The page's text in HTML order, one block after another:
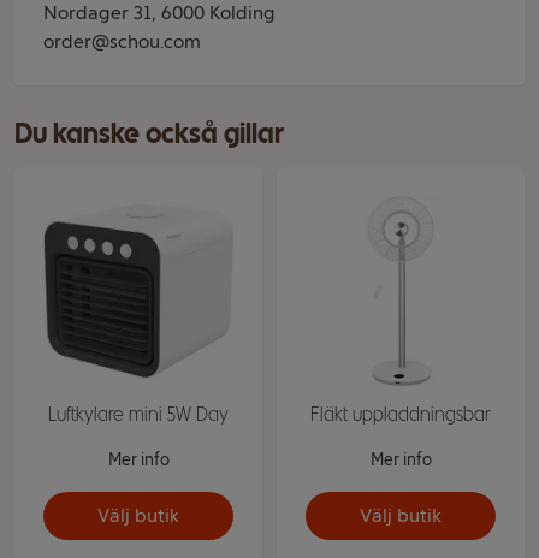
Nordager 31, 6000 Kolding
order@schou.com
Du kanske också gillar
Luftkylare mini 5W Day
Mer info
Välj butik
Fläkt uppladdningsbar
Mer info
Välj butik